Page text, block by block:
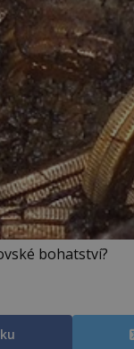
bohatství?